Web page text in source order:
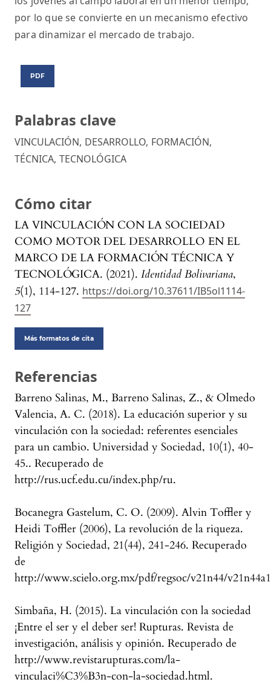
Palabras clave
VINCULACIÓN, DESARROLLO, FORMACIÓN,
TÉCNICA, TECNOLÓGICA
Cómo citar
LA VINCULACIÓN CON LA SOCIEDAD
COMO MOTOR DEL DESARROLLO EN EL
MARCO DE LA FORMACIÓN TÉCNICA Y
TECNOLÓGICA. (2021). Identidad Bolivariana,
5(1), 114-127. https://doi.org/10.37611/IB5ol1114-
127
Más formatos de cita
por lo que se convierte en un mecanismo efectivo
para dinamizar el mercado de trabajo.
PDF
Referencias
Barreno Salinas, M., Barreno Salinas, Z., & Olmedo
Valencia, A. C. (2018). La educación superior y su
vinculación con la sociedad: referentes esenciales
para un cambio. Universidad y Sociedad, 10(1), 40-
45.. Recuperado de
http://rus.ucf.edu.cu/index.php/ru.
Bocanegra Gastelum, C. O. (2009). Alvin Toffler y
Heidi Toffler (2006), La revolución de la riqueza.
Religión y Sociedad, 21(44), 241-246. Recuperado
de
http://www.scielo.org.mx/pdf/regsoc/v21n44/
Simbaña, H. (2015). La vinculación con la sociedad
¡Entre el ser y el deber ser! Rupturas. Revista de
investigación, análisis y opinión. Recuperado de
http://www.revistarupturas.com/la-
vinculaci%C3%B3n-con-la-sociedad.html.